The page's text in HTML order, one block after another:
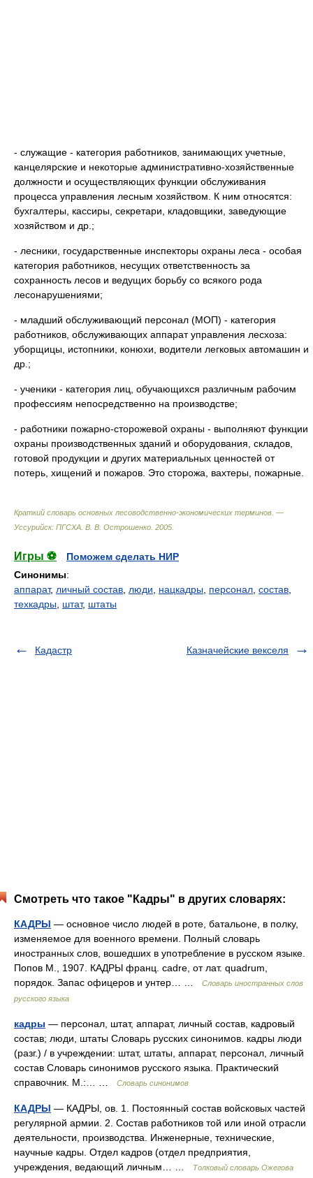
- служащие - категория работников, занимающих учетные,
канцелярские и некоторые административно-хозяйственные
должности и осуществляющих функции обслуживания
процесса управления лесным хозяйством. К ним относятся:
бухгалтеры, кассиры, секретари, кладовщики, заведующие
хозяйством и др.;
- лесники, государственные инспекторы охраны леса - особая
категория работников, несущих ответственность за
сохранность лесов и ведущих борьбу со всякого рода
лесонарушениями;
- младший обслуживающий персонал (МОП) - категория
работников, обслуживающих аппарат управления лесхоза:
уборщицы, истопники, конюхи, водители легковых автомашин и
др.;
- ученики - категория лиц, обучающихся различным рабочим
профессиям непосредственно на производстве;
- работники пожарно-сторожевой охраны - выполняют функции
охраны производственных зданий и оборудования, складов,
готовой продукции и других материальных ценностей от
потерь, хищений и пожаров. Это сторожа, вахтеры, пожарные.
Краткий словарь основных лесоводственно-экономических терминов. —
Уссурийск: ПГСХА В. В. Острошенко 2005
Игры ⚽
Поможем сделать НИР
Синонимы:
аппарат, личный состав люди нацкадры персонал состав
техкадры
штат, штаты
Кадастр Казначейские векселя
Смотреть что такое "Кадры" в других словарях:
КАДРЫ — основное число людей в роте, батальоне, в полку,
изменяемое для военного времени. Полный словарь
иностранных слов, вошедших в употребление в русском языке.
Попов М., 1907. КАДРЫ франц. cadre, от лат. quadrum,
порядок. Запас офицеров и унтер… …
Словарь иностранных слов
русского языка
кадры — персонал, штат, аппарат, личный состав, кадровый
состав; люди, штаты Словарь русских синонимов. кадры люди
(разг.) / в учреждении: штат, штаты, аппарат, персонал, личный
состав Словарь синонимов русского языка. Практический
справочник. М.:… …
Словарь синонимов
КАДРЫ — КАДРЫ, ов. 1. Постоянный состав войсковых частей
регулярной армии. 2. Состав работников той или иной отрасли
деятельности, производства. Инженерные, технические,
научные кадры. Отдел кадров (отдел предприятия,
учреждения, ведающий личным… …
Толковый словарь Ожегова